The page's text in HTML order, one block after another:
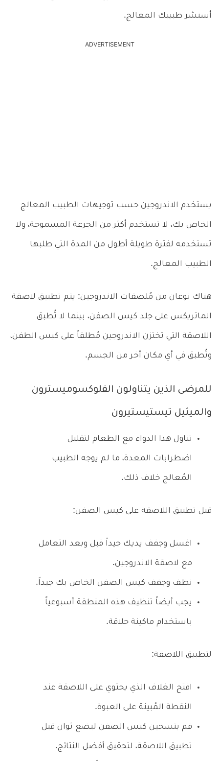
أستشر طبيبك المعالج.
ADVERTISEMENT
يستخدم الاندروجين حسب توجيهات الطبيب المعالج
الخاص بك، لا تستخدم أكثر من الجرعة المسموحة، ولا
تستخدمه لفترة طويلة أطول من المدة التي طلبها
الطبيب المعالج.
هناك نوعان من مُلصقات الاندروجين: يتم تطبيق لاصقة
الماتريكس على جلد كيس الصفن، بينما لا تُطبق
اللاصقة التي تختزن الاندروجين مُطلقاً على كيس الطفن،
وتُطبق في أي مكان أخر من الجسم.
للمرضى الذين يتناولون الفلوكسوميسترون
والميثيل تيستيستيرون
تناول هذا الدواء مع الطعام لتقليل
اضطرابات المعدة، ما لم يوجه الطبيب
المُعالج خلاف ذلك.
قبل تطبيق اللاصقة على كيس الصفن:
اغسل وجفف يديك جيداً قبل وبعد التعامل
مع لاصقة الاندروجين.
نظف وجفف كيس الصفن الخاص بك جيداً.
يجب أيضاً تنظيف هذه المنطقة أسبوعياً
باستخدام ماكينة حلاقة.
لتطبيق اللاصقة:
افتح الغلاف الذي يحتوي على اللاصقة عند
النقطة المُبينة على العبوة.
قم بتسخين كيس الصفن لبضع ثوان قبل
تطبيق اللاصقة، لتحقيق أفضل النتائج.